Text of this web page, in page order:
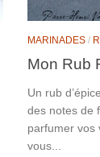
MARINADES /
Mon Rub
Un rub
des notes de
parfumer vos
vous...